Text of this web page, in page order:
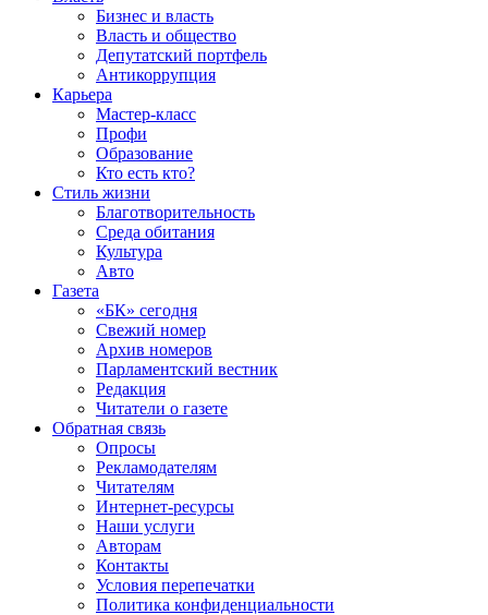
Бизнес и власть
Власть и общество
Депутатский портфель
Антикоррупция
Карьера
Мастер-класс
Профи
Образование
Кто есть кто?
Стиль жизни
Благотворительность
Среда обитания
Культура
Авто
Газета
«БК» сегодня
Свежий номер
Архив номеров
Парламентский вестник
Редакция
Читатели о газете
Обратная связь
Опросы
Рекламодателям
Читателям
Интернет-ресурсы
Наши услуги
Авторам
Контакты
Условия перепечатки
Политика конфиденциальности